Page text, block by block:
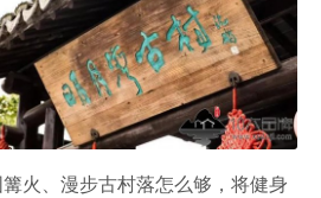
火、漫步古村落怎么够，将健身